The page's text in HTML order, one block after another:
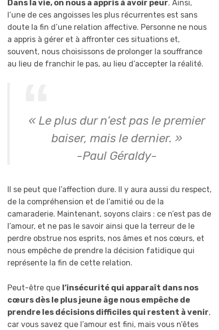
Dans la vie, on nous a appris à avoir peur. Ainsi,
l’une de ces angoisses les plus récurrentes est sans
doute la fin d’une relation affective. Personne ne nous
a appris à gérer et à affronter ces situations et,
souvent, nous choisissons de prolonger la souffrance
au lieu de franchir le pas, au lieu d’accepter la réalité.
« Le plus dur n’est pas le premier
baiser, mais le dernier. »
-Paul Géraldy-
Il se peut que l’affection dure. Il y aura aussi du respect,
de la compréhension et de l’amitié ou de la
camaraderie. Maintenant, soyons clairs : ce n’est pas de
l’amour, et ne pas le savoir ainsi que la terreur de le
perdre obstrue nos esprits, nos âmes et nos cœurs, et
nous empêche de prendre la décision fatidique qui
représente la fin de cette relation.
Peut-être que l’insécurité qui apparaît dans nos
cœurs dès le plus jeune âge nous empêche de
prendre les décisions difficiles qui restent à venir,
car vous savez que l’amour est fini, mais vous n’êtes